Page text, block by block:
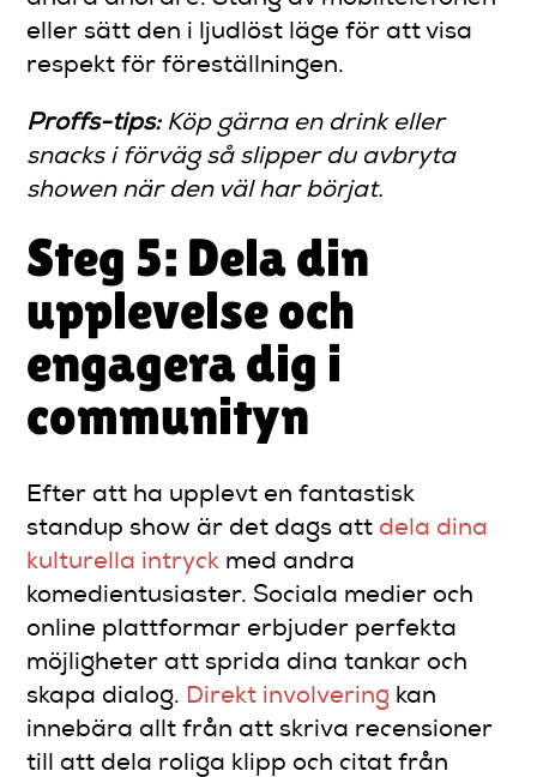
eller sätt den i ljudlöst läge för att visa
respekt för föreställningen.
Proffs-tips: Köp gärna en drink eller
snacks i förväg så slipper du avbryta
showen när den väl har börjat.
Steg 5: Dela din
upplevelse och
engagera dig i
communityn
Efter att ha upplevt en fantastisk
standup show är det dags att dela dina
kulturella intryck med andra
komedientusiaster. Sociala medier och
online plattformar erbjuder perfekta
möjligheter att sprida dina tankar och
skapa dialog. Direkt involvering kan
innebära allt från att skriva recensioner
till att dela roliga klipp och citat från